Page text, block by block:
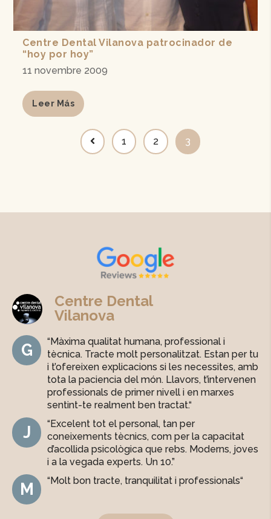
Centre Dental Vilanova patrocinador de
“hoy por hoy”
11 novembre 2009
Leer Más
1 2 3
Centre Dental
Vilanova
G “Màxima qualitat humana, professional i
tècnica. Tracte molt personalitzat. Estan per tu
i t’ofereixen explicacions si les necessites, amb
tota la paciencia del món. Llavors, t’intervenen
professionals de primer nivell i en marxes
sentint-te realment ben tractat.“
J
“Excelent tot el personal, tan per
coneixements tècnics, com per la capacitat
d’acollida psicològica que rebs. Moderns, joves
i a la vegada experts. Un 10.”
M “Molt bon tracte, tranquilitat i professionals“